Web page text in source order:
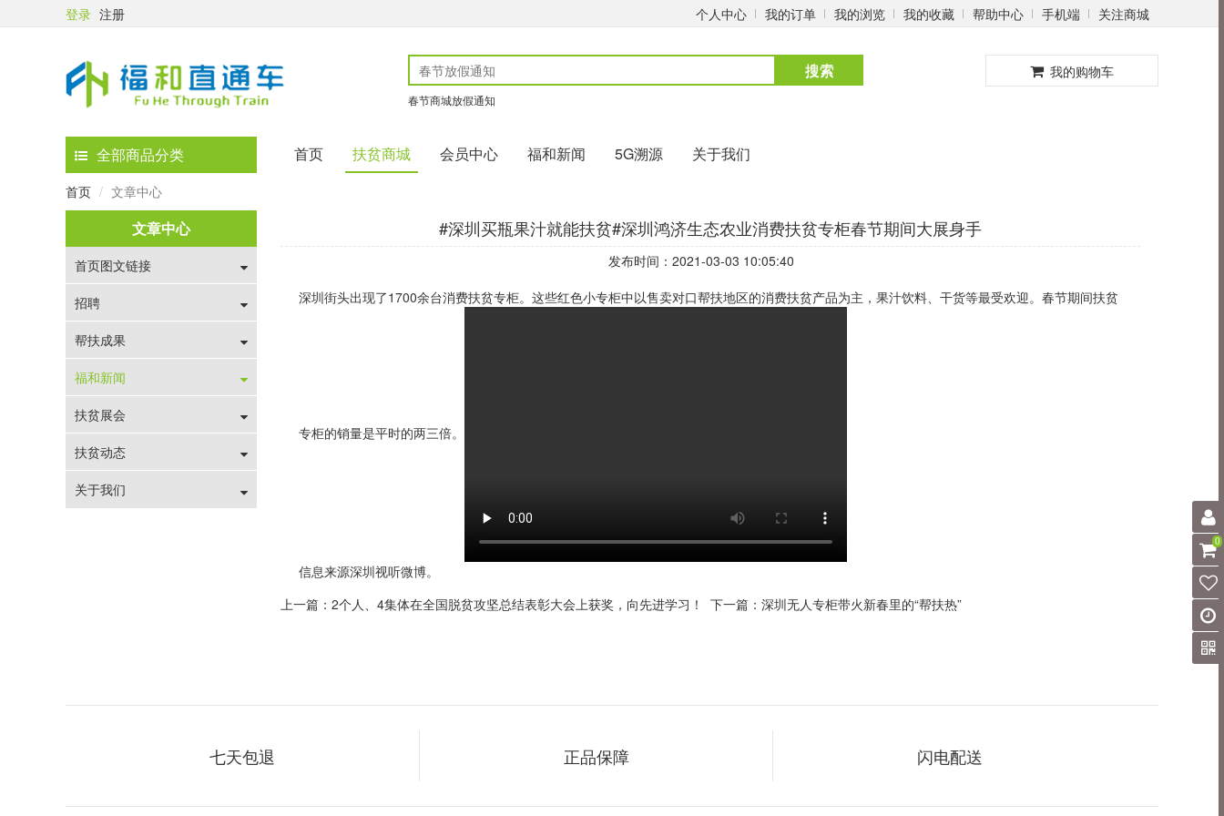
登录 注册 个人中心 我的订单 我的浏览 我的收藏 帮助中心 手机端 关注商城
搜索
春节商城放假通知
我的购物车
全部商品分类 首页 扶贫商城 会员中心 福和新闻 5G溯源 关于我们
首页 文章中心
文章中心
首页图文链接
招聘
帮扶成果
福和新闻
扶贫展会
扶贫动态
关于我们
#深圳买瓶果汁就能扶贫#深圳鸿济生态农业消费扶贫专柜春节期间大展身手
发布时间：2021-03-03 10:05:40
深圳街头出现了1700余台消费扶贫专柜。这些红色小专柜中以售卖对口帮扶地区的消费扶贫产品为主，果汁饮料、干货等最受欢迎。春节期间扶贫
专柜的销量是平时的两三倍。
信息来源深圳视听微博。
上一篇：2个人、4集体在全国脱贫攻坚总结表彰大会上获奖，向先进学习！
下一篇：深圳无人专柜带火新春里的“帮扶热”
七天包退 正品保障 闪电配送
0